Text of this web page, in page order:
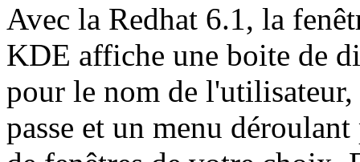
Avec la Redhat 6.1, la
KDE affiche une boite de
pour le nom de
passe et un menu